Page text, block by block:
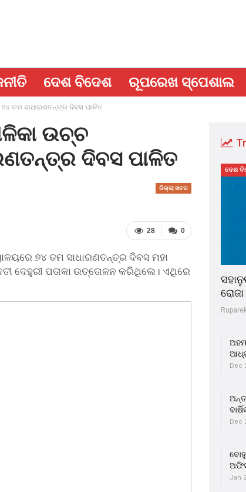
ଦେଶ ବିଦେଶ ରୂପରେଖ ସ୍ପେଶାଲ
ତମ ସାଧାରଣତନ୍ତ୍ର ଦିବସ ପାଳିତ
ଉଚ୍ଚ
ଦିବସ ପାଳିତ
ଜିଲ୍ଲା ଖବର
0
28
୭୪ ତମ ସାଧାରଣତନ୍ତ୍ର ଦିବସ ମହା
ଦେହୁରୀ ପତାକା ଉତ୍ତୋଳନ କରିଥିଲେ। ଏଥିରେ
ଦେଶ
ରୋଜା
Dec
Dec
Jan